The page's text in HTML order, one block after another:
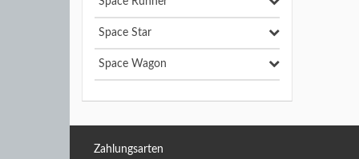
Space Star
Space Wagon
Zahlungsarten